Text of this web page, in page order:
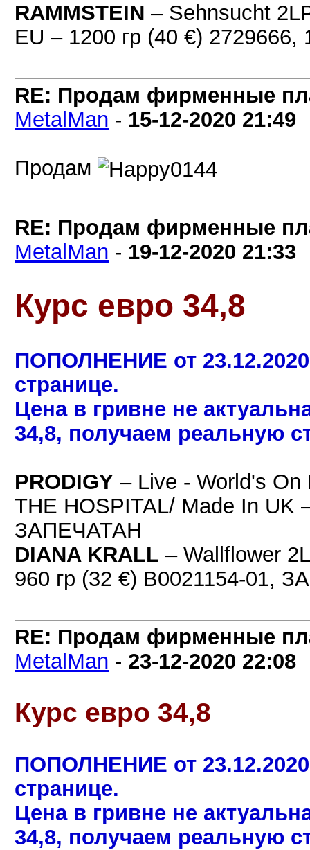
RAMMSTEIN – Sehnsucht
EU – 1200 гр (40 €)
RE: Продам фирменные
MetalMan - 15-12-2020 21:49
Продам
RE: Продам фирменные
MetalMan - 19-12-2020 21:33
Курс евро 34,8
ПОПОЛНЕНИЕ от
странице.
Цена в гривне не
34,8, получаем реальную
PRODIGY – Live - World's On
THE HOSPITAL/ Made In UK
ЗАПЕЧАТАН
DIANA KRALL – Wallflower
960 гр (32 €) B0021154-01,
RE: Продам фирменные
MetalMan - 23-12-2020 22:08
Курс евро 34,8
ПОПОЛНЕНИЕ от
странице.
Цена в гривне не
34,8, получаем реальную